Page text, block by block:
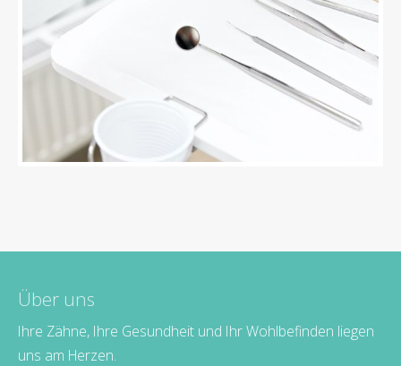
Über uns
Ihre Zähne, Ihre Gesundheit und Ihr Wohlbefinden liegen
uns am Herzen.